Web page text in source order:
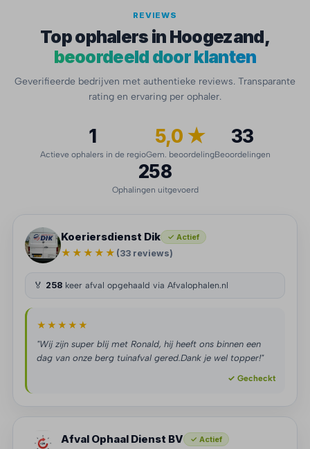
REVIEWS
Top ophalers in Hoogezand,
beoordeeld door klanten
Geverifieerde bedrijven met authentieke reviews. Transparante
rating en ervaring per ophaler.
1
Actieve ophalers in de regio
5,0 ★
Gem. beoordeling
33
Beoordelingen
258
Ophalingen uitgevoerd
Koeriersdienst Dik ✓ Actief
★★★★★ (33 reviews)
🏅 258 keer afval opgehaald via Afvalophalen.nl
★★★★★
"Wij zijn super blij met Ronald, hij heeft ons binnen een
dag van onze berg tuinafval gered.Dank je wel topper!"
✓ Gecheckt
Afval Ophaal Dienst BV ✓ Actief